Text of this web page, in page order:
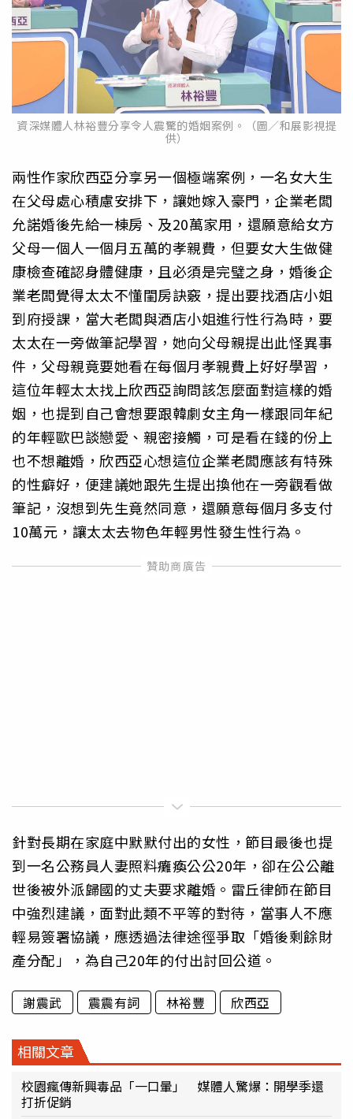
資深媒體人林裕豐分享令人震驚的婚姻案例。（圖／和展影視提
供）
兩性作家欣西亞分享另一個極端案例，一名女大生
在父母處心積慮安排下，讓她嫁入豪門，企業老闆
允諾婚後先給一棟房、及20萬家用，還願意給女方
父母一個人一個月五萬的孝親費，但要女大生做健
康檢查確認身體健康，且必須是完璧之身，婚後企
業老闆覺得太太不懂閨房訣竅，提出要找酒店小姐
到府授課，當大老闆與酒店小姐進行性行為時，要
太太在一旁做筆記學習，她向父母親提出此怪異事
件，父母親竟要她看在每個月孝親費上好好學習，
這位年輕太太找上欣西亞詢問該怎麼面對這樣的婚
姻，也提到自己會想要跟韓劇女主角一樣跟同年紀
的年輕歐巴談戀愛、親密接觸，可是看在錢的份上
也不想離婚，欣西亞心想這位企業老闆應該有特殊
的性癖好，便建議她跟先生提出換他在一旁觀看做
筆記，沒想到先生竟然同意，還願意每個月多支付
10萬元，讓太太去物色年輕男性發生性行為。
針對長期在家庭中默默付出的女性，節目最後也提
到一名公務員人妻照料癱瘓公公20年，卻在公公離
世後被外派歸國的丈夫要求離婚。雷丘律師在節目
中強烈建議，面對此類不平等的對待，當事人不應
輕易簽署協議，應透過法律途徑爭取「婚後剩餘財
產分配」，為自己20年的付出討回公道。
謝震武 震震有詞 林裕豐 欣西亞
相關文章
校園瘋傳新興毒品「一口暈」 媒體人驚爆：開學季還
打折促銷